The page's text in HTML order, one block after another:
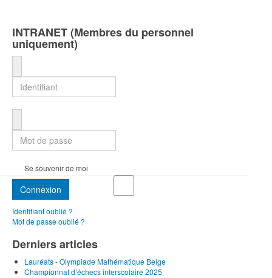
INTRANET (Membres du personnel
uniquement)
Se souvenir de moi
Connexion
Identifiant oublié ?
Mot de passe oublié ?
Derniers articles
Lauréats - Olympiade Mathématique Belge
Championnat d’échecs interscolaire 2025